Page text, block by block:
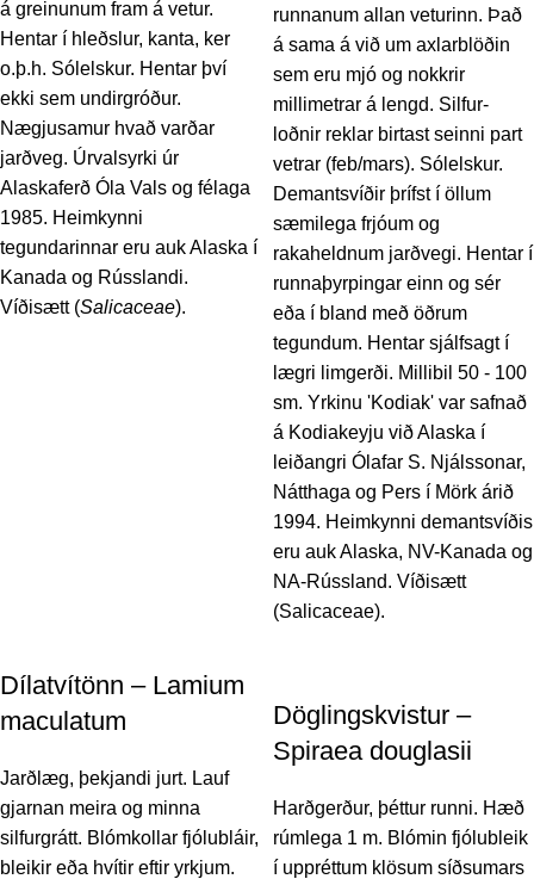
á greinunum fram á vetur.
Hentar í hleðslur, kanta, ker
o.þ.h. Sólelskur. Hentar því
ekki sem undirgróður.
Nægjusamur hvað varðar
jarðveg. Úrvalsyrki úr
Alaskaferð Óla Vals og félaga
1985. Heimkynni
tegundarinnar eru auk Alaska í
Kanada og Rússlandi.
Víðisætt (Salicaceae).
runnanum allan veturinn. Það
á sama á við um axlarblöðin
sem eru mjó og nokkrir
millimetrar á lengd. Silfur-
loðnir reklar birtast seinni part
vetrar (feb/mars). Sólelskur.
Demantsvíðir þrífst í öllum
sæmilega frjóum og
rakaheldnum jarðvegi. Hentar í
runnaþyrpingar einn og sér
eða í bland með öðrum
tegundum. Hentar sjálfsagt í
lægri limgerði. Millibil 50 - 100
sm. Yrkinu 'Kodiak' var safnað
á Kodiakeyju við Alaska í
leiðangri Ólafar S. Njálssonar,
Nátthaga og Pers í Mörk árið
1994. Heimkynni demantsvíðis
eru auk Alaska, NV-Kanada og
NA-Rússland. Víðisætt
(Salicaceae).
Dílatvítönn – Lamium
maculatum
Jarðlæg, þekjandi jurt. Lauf
gjarnan meira og minna
silfurgrátt. Blómkollar fjólubláir,
bleikir eða hvítir eftir yrkjum.
Döglingskvistur –
Spiraea douglasii
Harðgerður, þéttur runni. Hæð
rúmlega 1 m. Blómin fjólubleik
í uppréttum klösum síðsumars